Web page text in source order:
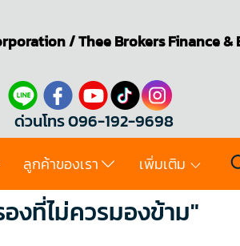
/Thee BrokersFinance &
ด่วนโทร 096-192-9698
ลูกค้าของเรา เพิ่มเติม
งที่ไม่ควรมองข้าม"